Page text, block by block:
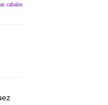
cabales